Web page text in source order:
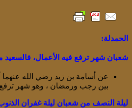
الحمدلة:
شعبان شهر ترفع فيه الأعمال،
عن أسامة بن زيد رضي الله
بين رجب ورمضان ، وهو شهر ترفع
ليلة النصف من شعبان ليلة غفران